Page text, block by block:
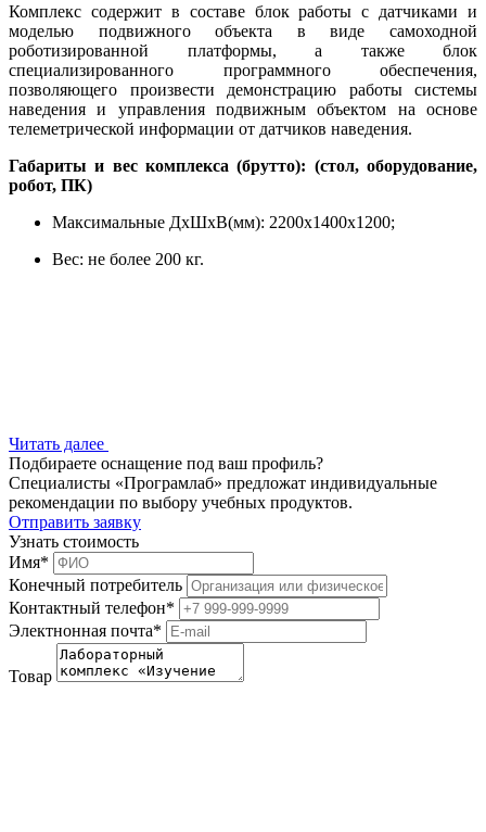
Комплекс содержит в составе блок работы с датчиками и
моделью подвижного объекта в виде самоходной
роботизированной платформы, а также блок
специализированного программного обеспечения,
позволяющего произвести демонстрацию работы системы
наведения и управления подвижным объектом на основе
телеметрической информации от датчиков наведения.
Габариты и вес комплекса (брутто): (стол, оборудование,
робот, ПК)
Максимальные ДхШхВ(мм): 2200x1400x1200;
Вес: не более 200 кг.
Читать далее
Подбираете оснащение под ваш профиль?
Специалисты «Програмлаб» предложат индивидуальные
рекомендации по выбору учебных продуктов.
Отправить заявку
Узнать стоимость
Имя*
Конечный потребитель
Контактный телефон*
Электнонная почта*
Товар